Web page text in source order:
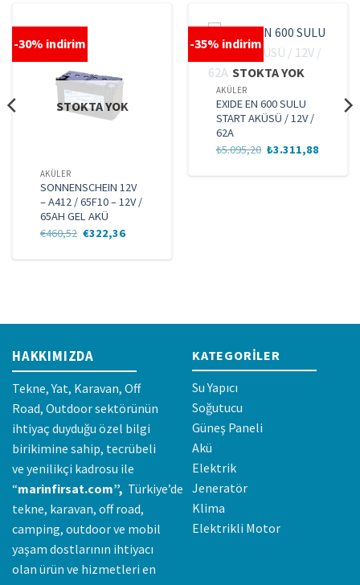
-30% indirim
STOKTA YOK
AKÜLER
SONNENSCHEIN 12V
– A412 / 65F10 – 12V /
65AH GEL AKÜ
€460,52 Orijinal
€322,36Şu
-35% indirim
STOKTA YOK
AKÜLER
EXIDE EN 600 SULU
START AKÜSÜ / 12V /
62A
₺5.095,20 Orijinal
₺3.311,88Şu
HAKKIMIZDA
Tekne, Yat, Karavan, Off
Road, Outdoor sektörünün
ihtiyaç duyduğu özel bilgi
birikimine sahip, tecrübeli
ve yenilikçi kadrosu ile
“marinfirsat.com”, Türkiye’de
tekne, karavan, off road,
camping, outdoor ve mobil
yaşam dostlarının ihtiyacı
olan ürün ve hizmetleri en
KATEGORILER
Su Yapıcı
Soğutucu
Güneş Paneli
Akü
Elektrik
Jeneratör
Klima
Elektrikli Motor